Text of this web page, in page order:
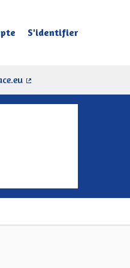
wählen
S'identifier